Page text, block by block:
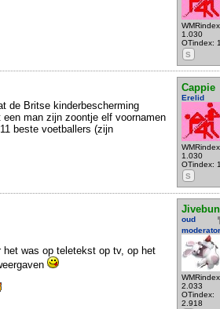
1.030
OTindex:
S
Cappie
Erelid
1.030
OTindex:
S
de Britse kinderbescherming
man zijn zoontje elf voornamen
beste voetballers (zijn
oud
moderator
2.033
OTindex:
2.918
het was op teletekst op tv, op het